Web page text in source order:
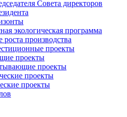
Совета директоров
экологическая программа
роста производства
проекты
проекты
проекты
проекты
проекты